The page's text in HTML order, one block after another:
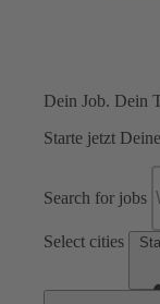
Dein Job. Dein
Starte jetzt
Search for jobs
Select cities